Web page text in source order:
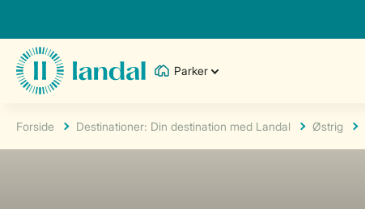
Parker
Forside Destinationer: Din destination med Landal Østrig